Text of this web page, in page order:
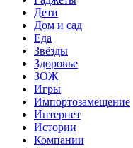
Дети
Дом и сад
Еда
Звёзды
Здоровье
ЗОЖ
Игры
Импортозамещение
Интернет
Истории
Компании